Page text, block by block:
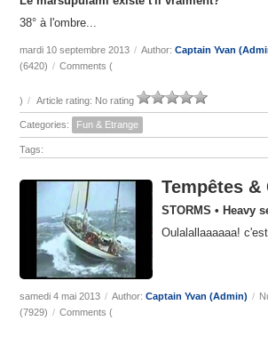
38° à l'ombre...
mardi 10 septembre 2013 / Author:Captain Yvan
(6420) / Comments (
) / Article rating: No rating
Categories: Fun & Etrange
Tags:
Tempêtes
STORMS • Heavy
Oulalallaaaaaa!
samedi 4 mai 2013 / Author:Captain Yvan (Admin) /
(7929) / Comments (